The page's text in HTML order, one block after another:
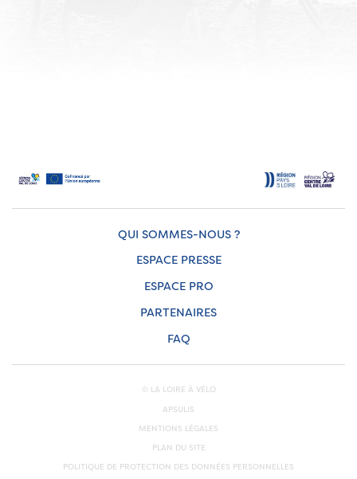
QUI SOMMES-NOUS ?
ESPACE PRESSE
ESPACE PRO
PARTENAIRES
FAQ
© LA LOIRE À VÉLO
APSULIS
MENTIONS LÉGALES
PLAN DU SITE
POLITIQUE DE PROTECTION DES DONNÉES PERSONNELLES